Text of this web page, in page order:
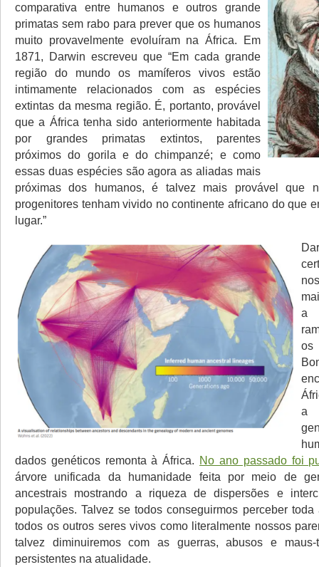
comparativa entre humanos e outros grande
primatas sem rabo para prever que os humanos
muito provavelmente evoluíram na África. Em
1871, Darwin escreveu que “Em cada grande
região do mundo os mamíferos vivos estão
intimamente relacionados com as espécies
extintas da mesma região. É, portanto, provável
que a África tenha sido anteriormente habitada
por grandes primatas extintos, parentes
próximos do gorila e do chimpanzé; e como
essas duas espécies são agora as aliadas mais
próximas dos humanos, é talvez mais provável que
progenitores tenham vivido no continente africano do que
lugar.”
a
os
a
dados genéticos remonta à África. No ano passado foi
árvore unificada da humanidade feita por meio de
ancestrais mostrando a riqueza de dispersões e
populações. Talvez se todos conseguirmos perceber
todos os outros seres vivos como literalmente nossos
talvez diminuiremos com as guerras, abusos e
persistentes na atualidade.